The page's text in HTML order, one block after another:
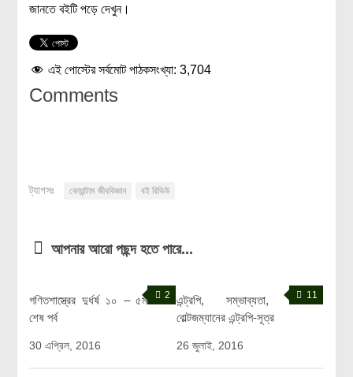
তথ্য ও যোগাযোগ
বিজ্ঞানযাত্রা ম্যাগাজিন
বিজ্ঞানযাত্রা সংবাদ/বিজ্ঞপ্তি
আবিষ্কারের গল্প
বাংলাদেশের কথা
জানতে বইটি পড়ে দেখুন।
এই পোস্টের সর্বমোট পাঠকসংখ্যা:3,704
Comments
ট্যাগসঃ কোয়ান্টাম জীববিজ্ঞান বই রিভিউ
আপনার আরো পছন্দ হতে পারে...
2
গণিতশাস্ত্রের দুর্ধর্ষ ১০ – ৫ম ও
শেষ পর্ব
30 এপ্রিল, 2016
11
এন্ট্রপি, সম্ভাব্যতা, এবং
বোল্টজম্যানের এন্ট্রপি-সূত্র
26 জুলাই, 2016